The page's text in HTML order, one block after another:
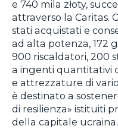
e 740 mila złoty,
attraverso la Caritas.
stati acquistati e
ad alta potenza, 172
900 riscaldatori, 200
a ingenti quantitativi
e attrezzature di
è destinato a
di resilienza» istituiti
della capitale ucraina.